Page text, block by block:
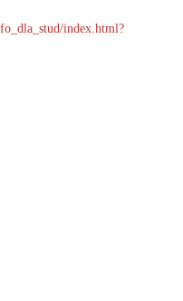
index.html?